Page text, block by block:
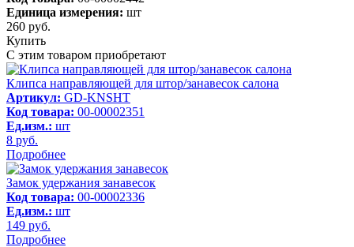
Единица измерения: шт
260 руб.
Купить
С этим товаром приобретают
Клипса направляющей для штор/занавесок салона
Артикул: GD-KNSHT
Код товара: 00-00002351
Ед.изм.: шт
8 руб.
Подробнее
Замок удержания занавесок
Код товара: 00-00002336
Ед.изм.: шт
149 руб.
Подробнее